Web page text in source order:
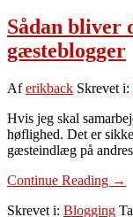
Sådan bliver
gæsteblogger
Aferikback Skrevet i:
Hvis jeg skal
høflighed. Det er
gæsteindlæg på
Continue Reading om
→
Skrevet i: Blogging